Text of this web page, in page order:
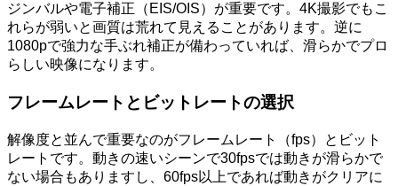
ジンバルや電子補正（EIS/OIS）が重要です。4K撮影でもこ
れらが弱いと画質は荒れて見えることがあります。逆に
1080pで強力な手ぶれ補正が備わっていれば、滑らかでプロ
らしい映像になります。
フレームレートとビットレートの選択
解像度と並んで重要なのがフレームレート（fps）とビット
レートです。動きの速いシーンで30fpsでは動きが滑らかで
ない場合もありますし、60fps以上であれば動きがクリアに